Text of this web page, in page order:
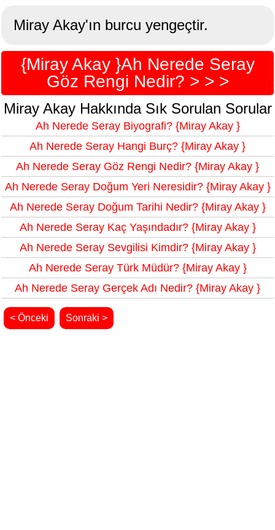
Miray Akay'ın burcu yengeçtir.
{Miray Akay }Ah Nerede Seray
Göz Rengi Nedir? > > >
Miray Akay Hakkında Sık Sorulan Sorular
Ah Nerede Seray Biyografi? {Miray Akay }
Ah Nerede Seray Hangi Burç? {Miray Akay }
Ah Nerede Seray Göz Rengi Nedir? {Miray Akay }
Ah Nerede Seray Doğum Yeri Neresidir? {Miray Akay }
Ah Nerede Seray Doğum Tarihi Nedir? {Miray Akay }
Ah Nerede Seray Kaç Yaşındadır? {Miray Akay }
Ah Nerede Seray Sevgilisi Kimdir? {Miray Akay }
Ah Nerede Seray Türk Müdür? {Miray Akay }
Ah Nerede Seray Gerçek Adı Nedir? {Miray Akay }
< Önceki Sonraki >